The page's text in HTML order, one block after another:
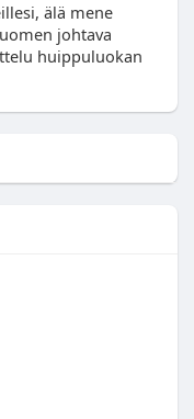
älä mene
johtava
huippuluokan